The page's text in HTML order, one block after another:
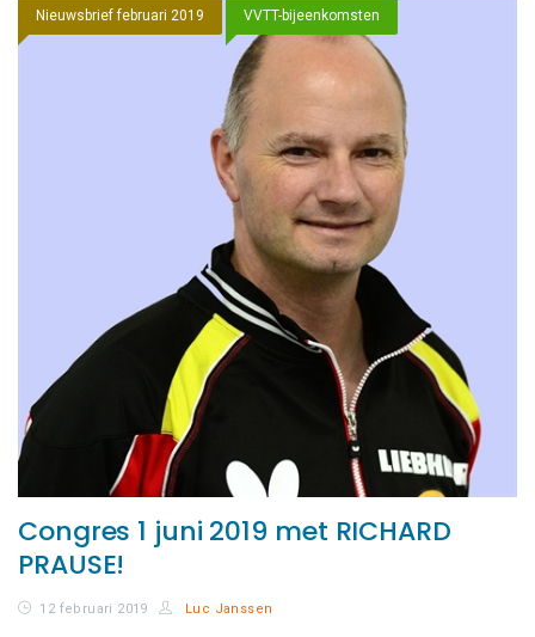
Nieuwsbrief februari 2019 VVTT-bijeenkomsten
Congres 1 juni 2019 met RICHARD
PRAUSE!
12 februari 2019 Luc Janssen